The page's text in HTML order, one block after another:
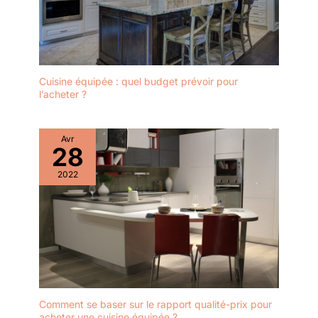
Cuisine équipée : quel budget prévoir pour
l’acheter ?
Avr
28
2022
Comment se baser sur le rapport qualité-prix pour